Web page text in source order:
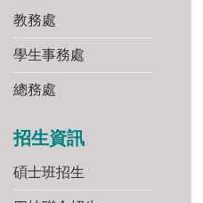
教務處
學生事務處
總務處
招生資訊
碩士班招生